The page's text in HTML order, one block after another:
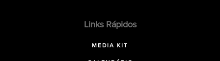
Links Rápidos
MEDIA KIT